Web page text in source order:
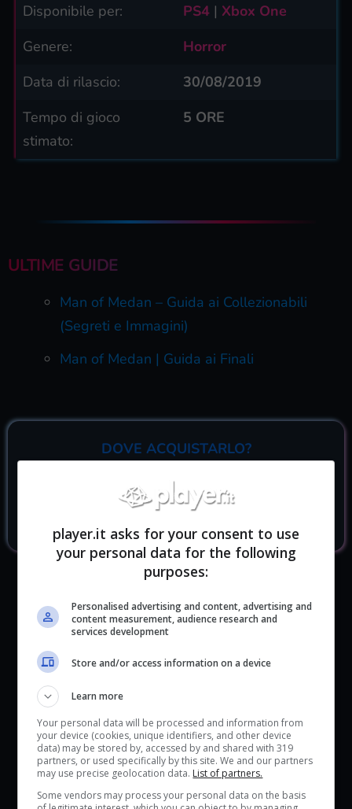
Disponibile per:
PS4| Xbox One
Genere:
Horror
Data di rilascio:
30/08/2019
Tempo di gioco
stimato:
5 ORE
ULTIME GUIDE
Man of Medan – Guida ai Collezionabili
(Segreti e Immagini)
Man of Medan | Guida ai Finali
DOVE ACQUISTARLO?
The Dark Pictures Anthology Man Of
player.it asks for your consent to use
your personal data for the following
purposes:
Personalised advertising and content, advertising and
content measurement, audience research and
services development
Store and/or access information on a device
Learn more
Your personal data will be processed and information from
your device (cookies, unique identifiers, and other device
data) may be stored by, accessed by and shared with 319
partners, or used specifically by this site. We and our partners
may use precise geolocation data. List of partners.
Some vendors may process your personal data on the basis